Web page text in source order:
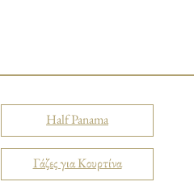
Half Panama
Γάζες για Κουρτίνα